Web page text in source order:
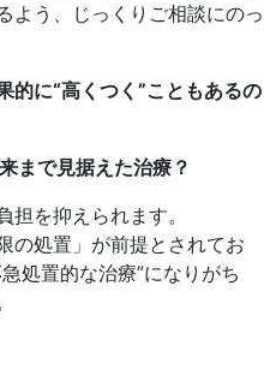
よう、じっくりご相談にのっ
的に“高くつく”こともあるの
まで見据えた治療？
を抑えられます。
の処置」が前提とされてお
処置的な治療”になりがち